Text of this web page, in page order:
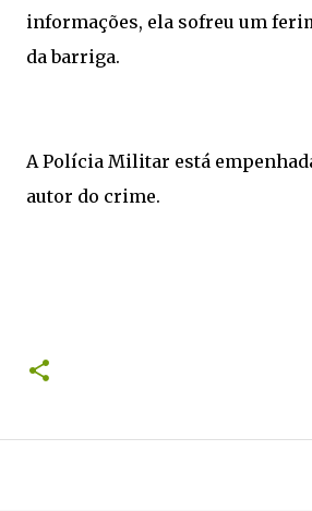
informações, ela sofreu um
da barriga.
A Polícia Militar está
autor do crime.